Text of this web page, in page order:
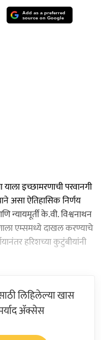
Add as a preferred
source on Google
याला इच्छामरणाची परवानगी
असा ऐतिहासिक निर्णय
न्यायमूर्ती के.वी. विश्वनाथन
एम्समध्ये दाखल करण्याचे
हरिशच्या कुटुंबीयांनी
लिहिलेल्या खास
ॲक्सेस